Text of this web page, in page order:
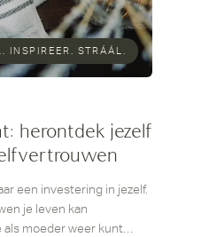
INSPIREER. STRÁÁL.
herontdek jezelf
een investering in jezelf.
je leven kan
moeder weer kunt